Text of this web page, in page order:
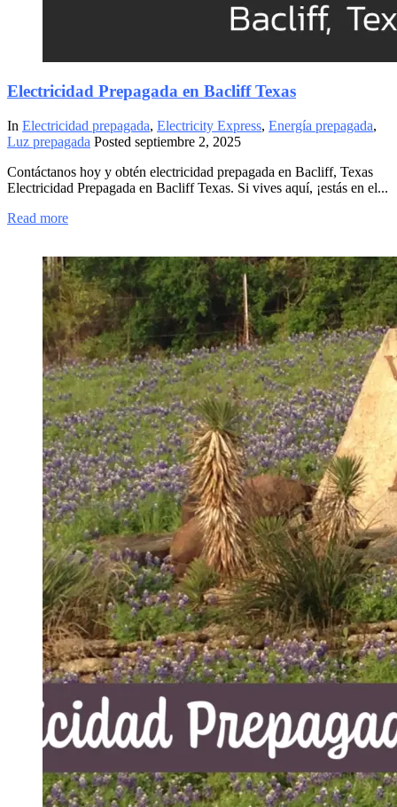
Electricidad Prepagada en Bacliff Texas
In Electricidad prepagada, Electricity Express, Energía prepagada,
Luz prepagada Posted septiembre 2, 2025
Contáctanos hoy y obtén electricidad prepagada en Bacliff, Texas
Electricidad Prepagada en Bacliff Texas. Si vives aquí, ¡estás en el...
Read more